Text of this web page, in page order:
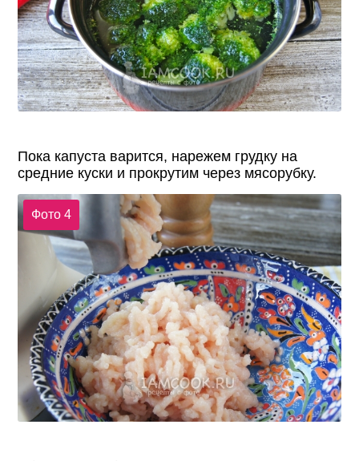
Пока капуста варится, нарежем грудку на
средние куски и прокрутим через мясорубку.
Фото 4